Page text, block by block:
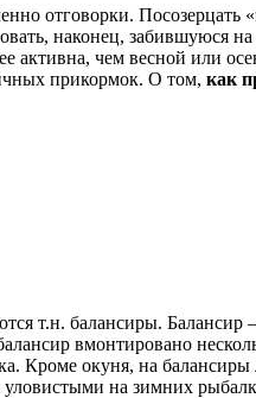
отговорки. Посозерцать
наконец, забившуюся на
активна, чем весной или
прикормок. О том, как
т.н. балансиры. Балансир –
вмонтировано
Кроме окуня, на
на зимних